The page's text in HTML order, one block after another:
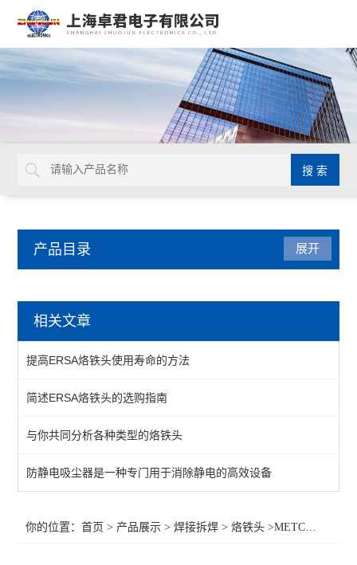
产品目录
吸锡线
QUICK吸烟仪
恒温热风机
返修产品
电焊台
展开
相关文章
提高ERSA烙铁头使用寿命的方法
简述ERSA烙铁头的选购指南
与你共同分析各种类型的烙铁头
防静电吸尘器是一种专门用于消除静电的高效设备
你的位置：首页 > 产品展示 >焊接拆焊 >烙铁头 >METCAL电焊台烙铁头CFv-Bl250,OKI电焊台烙铁头CFv-Bl250